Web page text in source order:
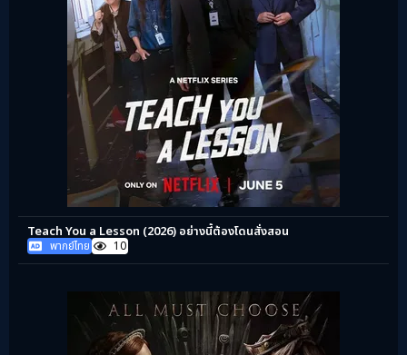
Teach You a Lesson (2026) อย่างนี้ต้องโดนสั่งสอน
พากย์ไทย 10